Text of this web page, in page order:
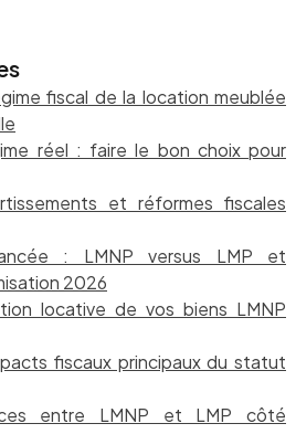
fiscal de la location meublée
réel : faire le bon choix pour
et réformes fiscales
: LMNP versus LMP et
2026
locative de vos biens LMNP
fiscaux principaux du statut
entre LMNP et LMP côté